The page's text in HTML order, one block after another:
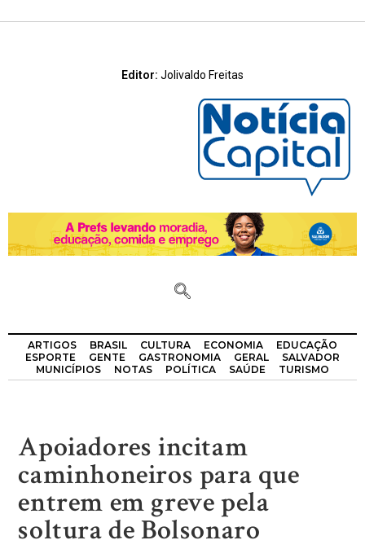
Editor: Jolivaldo Freitas
ARTIGOS BRASIL CULTURA ECONOMIA
EDUCAÇÃO
ESPORTE
GENTE GASTRONOMIA GERAL
SALVADOR
MUNICÍPIOS
NOTAS POLÍTICA SAÚDE TURISMO
Apoiadores incitam
caminhoneiros para que
entrem em greve pela
soltura de Bolsonaro